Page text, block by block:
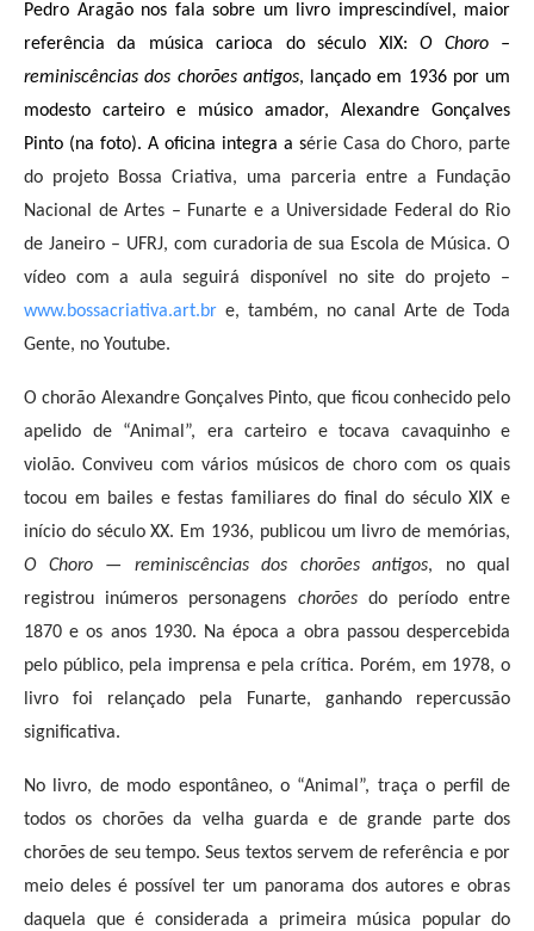
Pedro Aragão nos fala sobre um livro imprescindível, maior
referência da música carioca do século XIX:O Choro –
reminiscências dos chorões antigos, lançado em 1936 por um
modesto carteiro e músico amador, Alexandre Gonçalves
Pinto (na foto). A oficina integra a série Casa do Choro, parte
do projeto Bossa Criativa, uma parceria entre a Fundação
Nacional de Artes – Funarte e a Universidade Federal do Rio
de Janeiro – UFRJ, com curadoria de sua Escola de Música. O
vídeo com a aula seguirá disponível no site do projeto –
www.bossacriativa.art.br e, também, no canal Arte de Toda
Gente, no Youtube.
O chorão Alexandre Gonçalves Pinto, que ficou conhecido pelo
apelido de “Animal”, era carteiro e tocava cavaquinho e
violão. Conviveu com vários músicos de choro com os quais
tocou em bailes e festas familiares do final do século XIX e
início do século XX. Em 1936, publicou um livro de memórias,
O Choro — reminiscências dos chorões antigos, no qual
registrou inúmeros personagens chorões do período entre
1870 e os anos 1930. Na época a obra passou despercebida
pelo público, pela imprensa e pela crítica. Porém, em 1978, o
livro foi relançado pela Funarte, ganhando repercussão
significativa.
No livro, de modo espontâneo, o “Animal”, traça o perfil de
todos os chorões da velha guarda e de grande parte dos
chorões de seu tempo. Seus textos servem de referência e por
meio deles é possível ter um panorama dos autores e obras
daquela que é considerada a primeira música popular do